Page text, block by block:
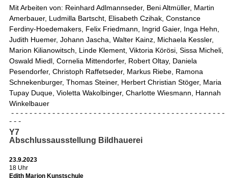
Mit Arbeiten von: Reinhard Adlmannseder, Beni Altmüller, Martin
Amerbauer, Ludmilla Bartscht, Elisabeth Czihak, Constance
Ferdiny-Hoedemakers, Felix Friedmann, Ingrid Gaier, Inga Hehn,
Judith Huemer, Johann Jascha, Walter Kainz, Michaela Kessler,
Marion Kilianowitsch, Linde Klement, Viktoria Körösi, Sissa Micheli,
Oswald Miedl, Cornelia Mittendorfer, Robert Oltay, Daniela
Pesendorfer, Christoph Raffetseder, Markus Riebe, Ramona
Schnekenburger, Thomas Steiner, Herbert Christian Stöger, Maria
Tupay Duque, Violetta Wakolbinger, Charlotte Wiesmann, Hannah
Winkelbauer
- - - - - - - - - - - - - - - - - - - - - - - - - - - - - - - - - - - - - - - - - - - - - - -
- - -
Y7
Abschlussausstellung Bildhauerei
23.9.2023
18 Uhr
Edith Marion Kunstschule